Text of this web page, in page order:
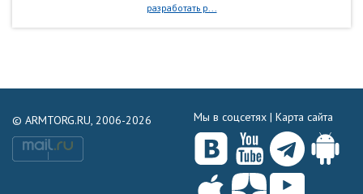
разработать р...
© ARMTORG.RU, 2006-2026 Мы в соцсетях | Карта сайта